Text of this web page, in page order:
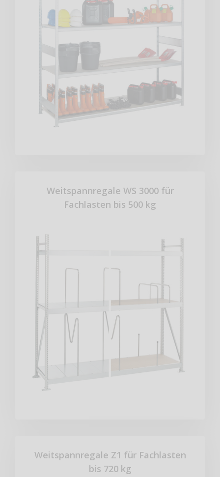
Weitspannregale WS 3000 für
Fachlasten bis 500 kg
Weitspannregale Z1 für Fachlasten
bis 720 kg